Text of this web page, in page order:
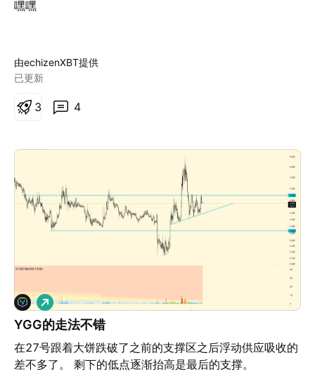
嘿嘿
由echizenXBT提供
已更新
4
3
YGG的走法不错
在27号跟着大饼跌破了之前的支撑区之后浮动供应吸收的
差不多了。 剩下的低点逐渐抬高是最后的支撑。
做
多